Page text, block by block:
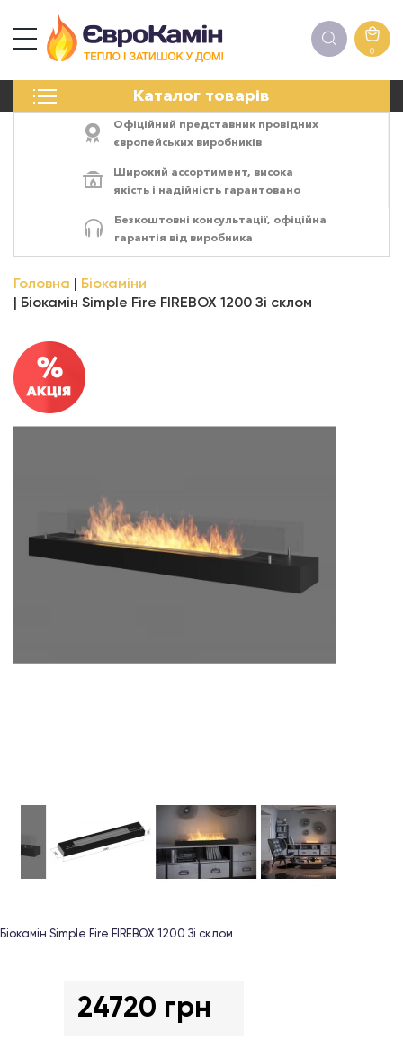
0
Каталог товарів
ПЕЧІ
ЕЛЕКТРОКАМІНИ
АКСЕСУАРИ
Офіційний представник провідних
європейських виробників
Широкий ассортимент, висока
якість і надійність гарантовано
Безкоштовні консультації, офіційна
гарантія від виробника
Головна
Біокаміни
Біокамін Simple Fire FIREBOX 1200 Зі склом
Біокамін Simple Fire FIREBOX 1200 Зі склом
24720 грн